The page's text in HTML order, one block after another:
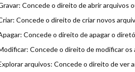
Concede o direito de abrir arquivos
Concede o direito de criar novos
Concede o direito de apagar o
Concede o direito de modificar
arquivos: Concede o direito de ver